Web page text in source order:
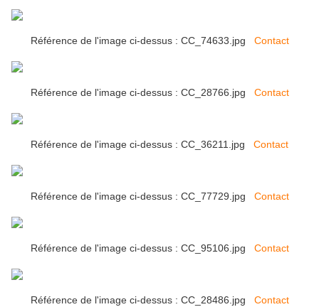
Référence de l'image ci-dessus : CC_74633.jpg Contact
Référence de l'image ci-dessus : CC_28766.jpg Contact
Référence de l'image ci-dessus : CC_36211.jpg Contact
Référence de l'image ci-dessus : CC_77729.jpg Contact
Référence de l'image ci-dessus : CC_95106.jpg Contact
Référence de l'image ci-dessus : CC_28486.jpg Contact